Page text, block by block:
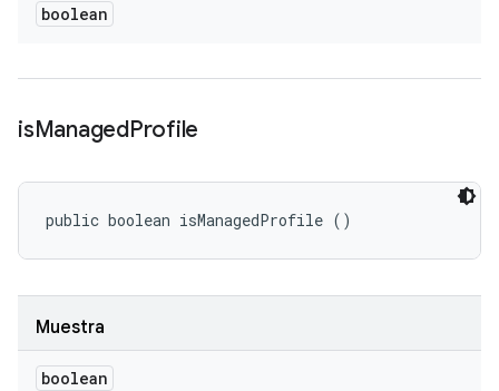
boolean
isManagedProfile
public boolean isManagedProfile ()
Muestra
boolean